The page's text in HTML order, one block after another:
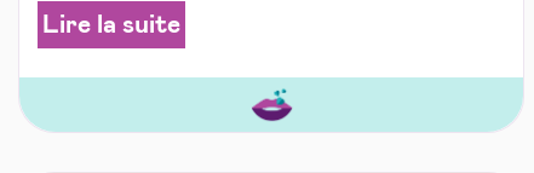
Lire la suite